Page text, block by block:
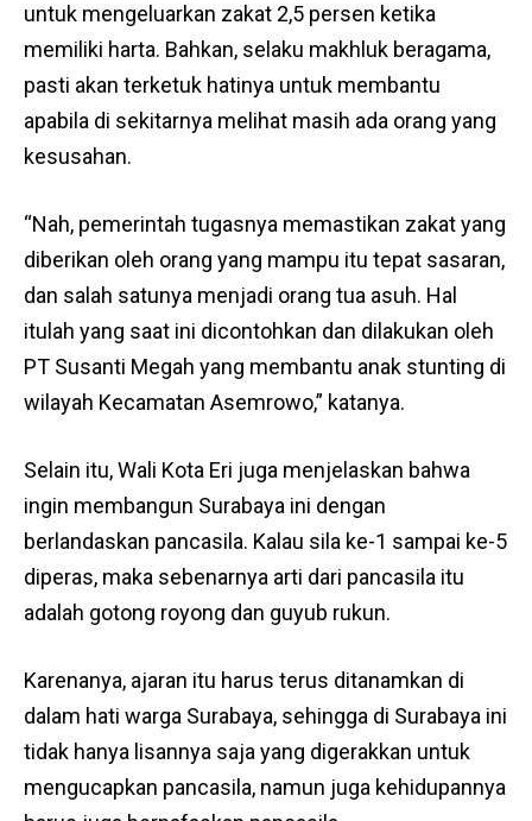
untuk mengeluarkan zakat 2,5 persen ketika
memiliki harta. Bahkan, selaku makhluk beragama,
pasti akan terketuk hatinya untuk membantu
apabila di sekitarnya melihat masih ada orang yang
kesusahan.
“Nah, pemerintah tugasnya memastikan zakat yang
diberikan oleh orang yang mampu itu tepat sasaran,
dan salah satunya menjadi orang tua asuh. Hal
itulah yang saat ini dicontohkan dan dilakukan oleh
PT Susanti Megah yang membantu anak stunting di
wilayah Kecamatan Asemrowo,” katanya.
Selain itu, Wali Kota Eri juga menjelaskan bahwa
ingin membangun Surabaya ini dengan
berlandaskan pancasila. Kalau sila ke-1 sampai ke-5
diperas, maka sebenarnya arti dari pancasila itu
adalah gotong royong dan guyub rukun.
Karenanya, ajaran itu harus terus ditanamkan di
dalam hati warga Surabaya, sehingga di Surabaya ini
tidak hanya lisannya saja yang digerakkan untuk
mengucapkan pancasila, namun juga kehidupannya